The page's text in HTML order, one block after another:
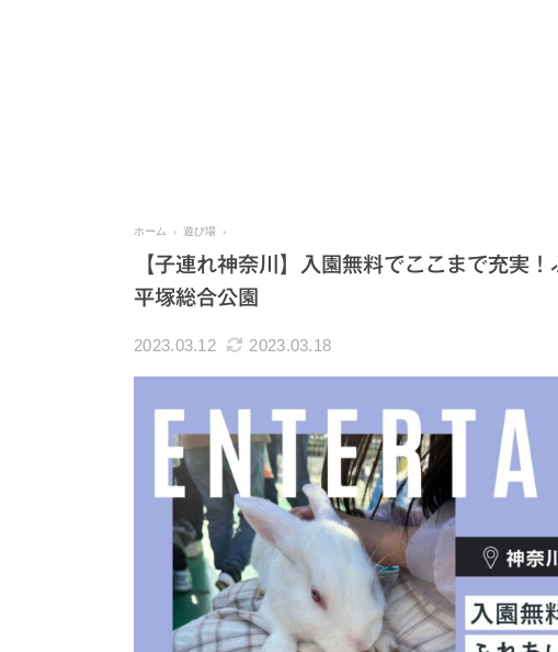
ホーム 遊び場
【子連れ神奈川】入園無料でここまで充実
平塚総合公園
2023.03.12 2023.03.18